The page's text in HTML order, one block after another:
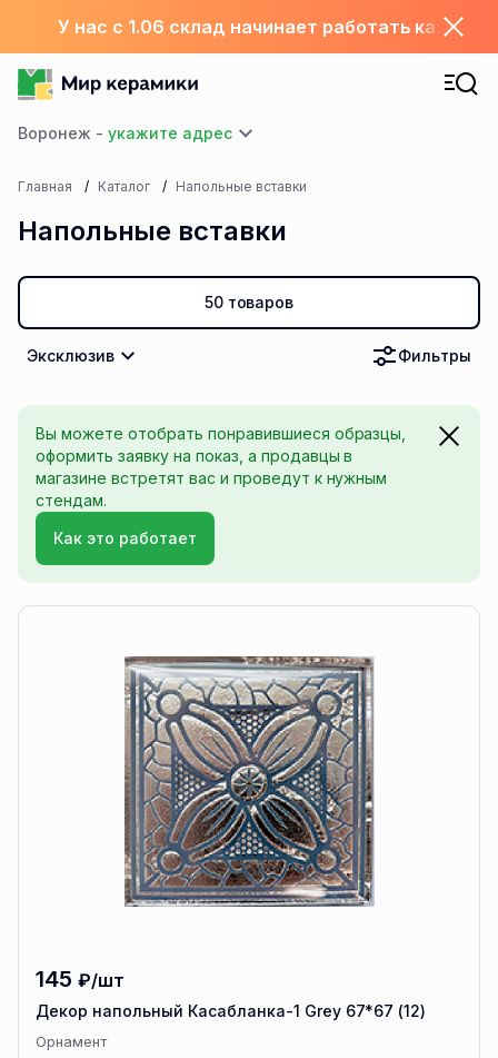
У нас с 1.06 склад начинает работать каждый
Воронеж -
Главная Каталог Напольные вставки
Напольные вставки
50 товаров
Эксклюзив Фильтры
Вы можете отобрать понравившиеся образцы,
оформить заявку на показ, а продавцы в
магазине встретят вас и проведут к нужным
стендам.
Как это работает
145 ₽/шт
Декор напольный Касабланка-1 Grey 67*67 (12)
Орнамент